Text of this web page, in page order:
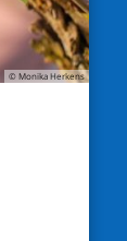
© Monika Herkens